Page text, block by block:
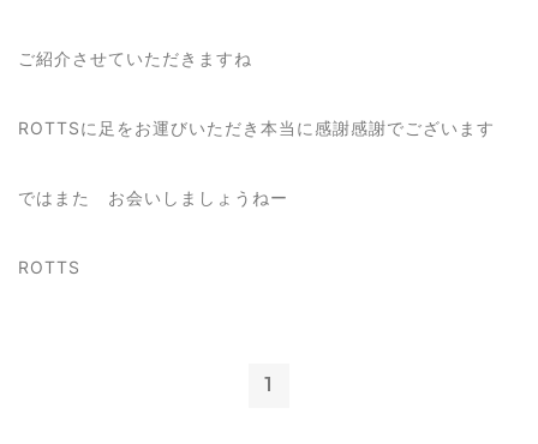
ご紹介させていただきますね
ROTTSに足をお運びいただき本当に感謝感謝でございます
ではまた お会いしましょうねー
ROTTS
1